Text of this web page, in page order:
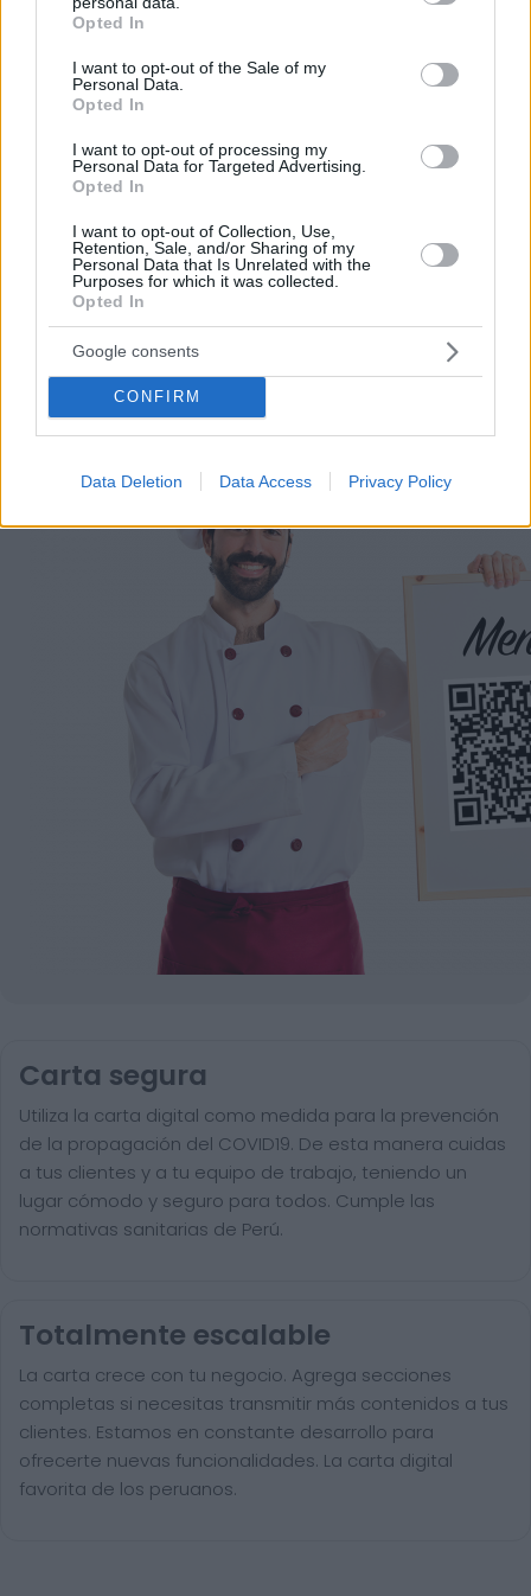
grant or deny consent to Google and its third-party tags to
use your data for below specified purposes in below Google
consent section.
Opted In
I want to opt-out of the Sale of my
Personal Data.
Opted In
I want to opt-out of processing my
Personal Data for Targeted Advertising.
Opted In
I want to opt-out of Collection, Use,
Retention, Sale, and/or Sharing of my
Personal Data that Is Unrelated with the
Purposes for which it was collected.
Opted In
Google consents
CONFIRM
Data Deletion Data Access Privacy Policy
contenido de tu carta de manera visual e
interactiva.
Por eso hemos diseñado un sistema capaz de
ayudar a tu negocio a adaptarse a las
circunstancias actuales que nuestro país está
que pueden ayudarte a aminorar las cargas de
trabajo en tu negocio o empresa para que
puedas ofrecer a tus clientes la seguridad y el
apoyo que merecen. Llega la transformación
digital para quedarse. Menú digital QR para el
sector gastronómico de Perú con Recafy.
Carta segura
Utiliza la carta digital como medida para la prevención
de la propagación del COVID19. De esta manera cuidas
a tus clientes y a tu equipo de trabajo, teniendo un
lugar cómodo y seguro para todos. Cumple las
normativas sanitarias de Perú.
Totalmente escalable
La carta crece con tu negocio. Agrega secciones
completas si necesitas transmitir más contenidos a tus
clientes. Estamos en constante desarrollo para
ofrecerte nuevas funcionalidades. La carta digital
favorita de los peruanos.